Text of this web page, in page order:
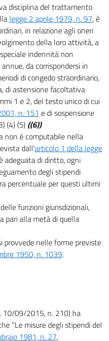
disciplina del trattamento
legge 2 aprile 1979, n. 97, è
in relazione agli oneri
della loro attività, a
indennità non
da corrispondersi in
di congedo straordinario,
di astensione facoltativa
1 e 2, del testo unico di cui
n. 151 e di sospensione
(4) (5) ((6))
non è computabile nella
dall'articolo 1 della legge
adeguata di diritto, ogni
degli stipendi
percentuale per questi ultimi
funzioni giurisdizionali,
pari alla metà di quella
provvede nelle forme previste
1950, n. 1039.
10/09/2015, n. 210) ha
"Le misure degli stipendi del
1981, n. 27,